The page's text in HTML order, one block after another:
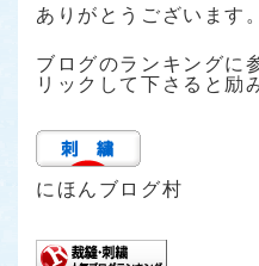
ありがとうございます。
ブログのランキングに
リックして下さると励
にほんブログ村